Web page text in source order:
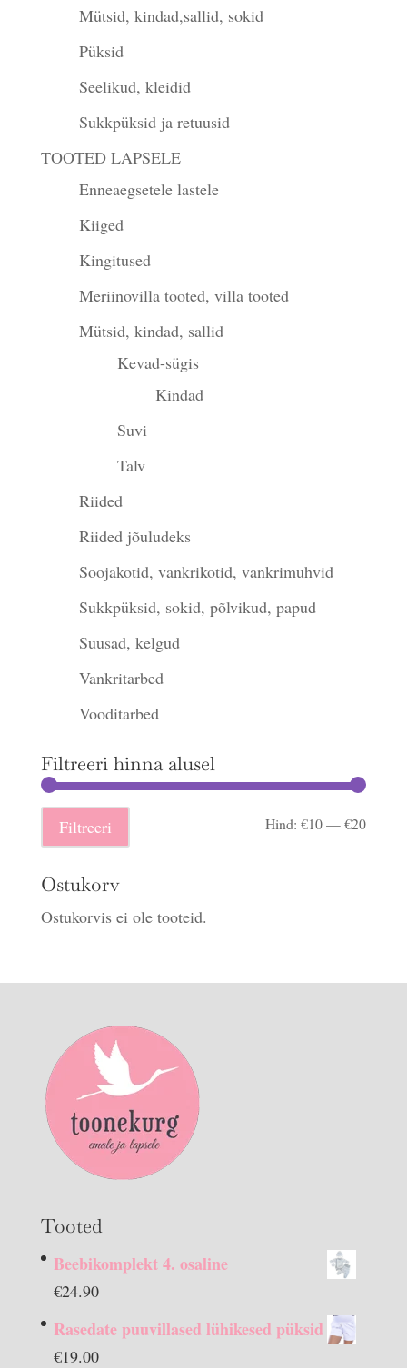
Mütsid, kindad,sallid, sokid
Püksid
Seelikud, kleidid
Sukkpüksid ja retuusid
TOOTED LAPSELE
Enneaegsetele lastele
Kiiged
Kingitused
Meriinovilla tooted, villa tooted
Mütsid, kindad, sallid
Kevad-sügis
Kindad
Suvi
Talv
Riided
Riided jõuludeks
Soojakotid, vankrikotid, vankrimuhvid
Sukkpüksid, sokid, põlvikud, papud
Suusad, kelgud
Vankritarbed
Vooditarbed
Filtreeri hinna alusel
Filtreeri Hind:€10—€20
Ostukorv
Ostukorvis ei ole tooteid.
Tooted
Beebikomplekt 4. osaline
€24.90
Rasedate puuvillased lühikesed püksid
€19.00